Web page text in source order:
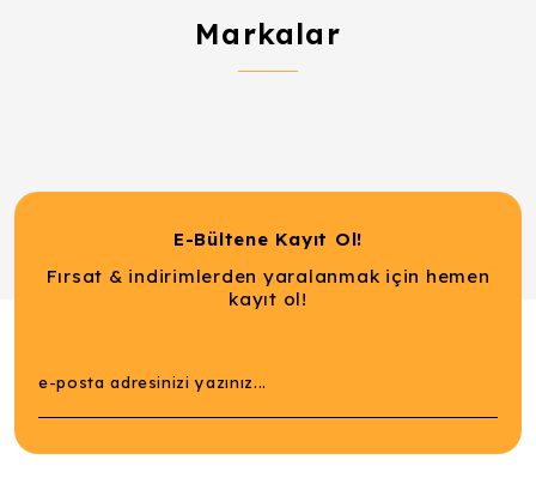
Markalar
E-Bültene Kayıt Ol!
Fırsat & indirimlerden yaralanmak için hemen
kayıt ol!